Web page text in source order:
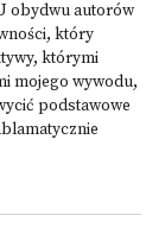
obydwu autorów
który
którymi
mojego wywodu,
podstawowe